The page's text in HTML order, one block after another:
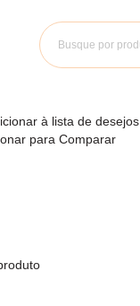
à lista de desejos
para Comparar